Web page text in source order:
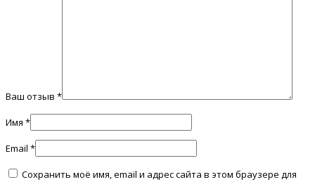
Ваш отзыв *
Имя *
Email *
Сохранить моё имя, email и адрес сайта в этом браузере для